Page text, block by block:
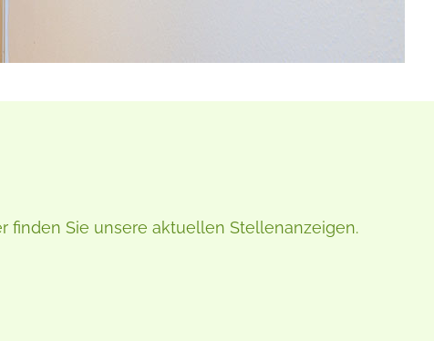
finden Sie unsere aktuellen Stellenanzeigen.